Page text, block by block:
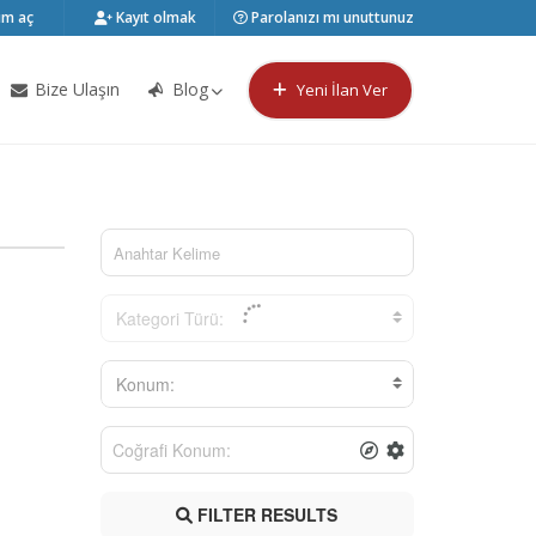
aç Kayıt olmak Parolanızı mı unuttunuz
Bize Ulaşın Blog Yeni İlan Ver
Kategori Türü:
Konum:
FILTER RESULTS